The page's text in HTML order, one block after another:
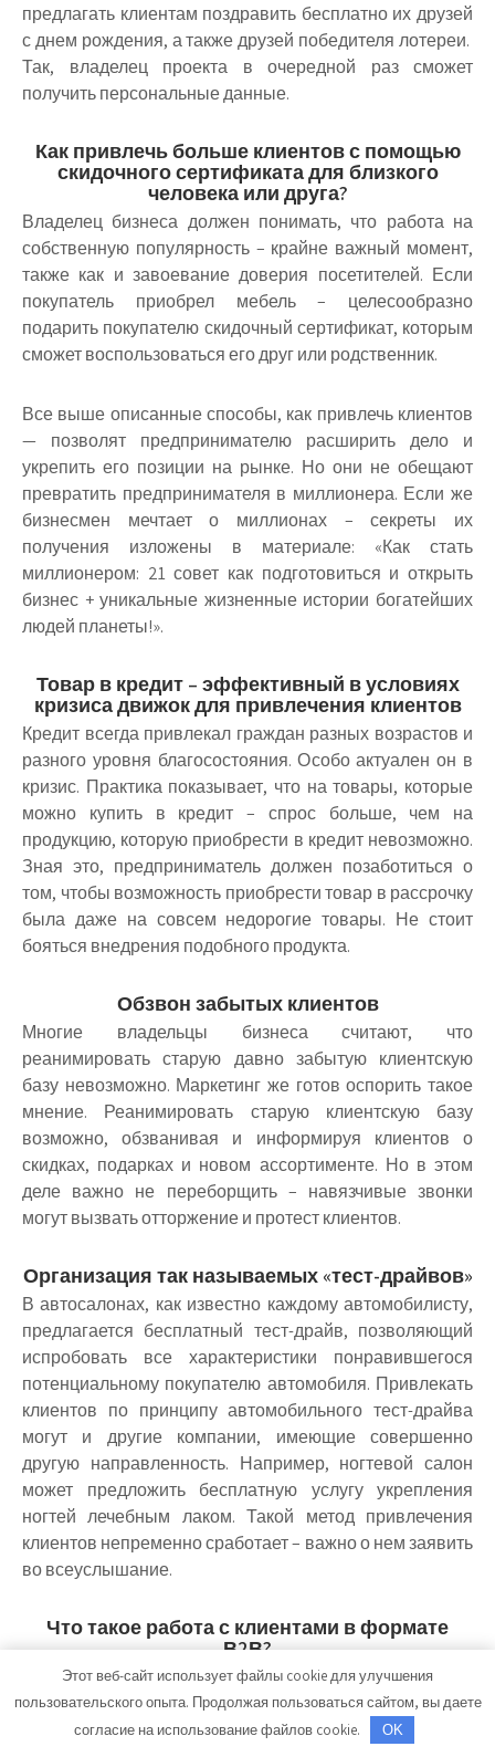
предлагать клиентам поздравить бесплатно их друзей
с днем рождения, а также друзей победителя лотереи.
Так, владелец проекта в очередной раз сможет
получить персональные данные.
Как привлечь больше клиентов с помощью
скидочного сертификата для близкого
человека или друга?
Владелец бизнеса должен понимать, что работа на
собственную популярность – крайне важный момент,
также как и завоевание доверия посетителей. Если
покупатель приобрел мебель – целесообразно
подарить покупателю скидочный сертификат, которым
сможет воспользоваться его друг или родственник.
Все выше описанные способы, как привлечь клиентов
— позволят предпринимателю расширить дело и
укрепить его позиции на рынке. Но они не обещают
превратить предпринимателя в миллионера. Если же
бизнесмен мечтает о миллионах – секреты их
получения изложены в материале: «Как стать
миллионером: 21 совет как подготовиться и открыть
бизнес + уникальные жизненные истории богатейших
людей планеты!».
Товар в кредит – эффективный в условиях
кризиса движок для привлечения клиентов
Кредит всегда привлекал граждан разных возрастов и
разного уровня благосостояния. Особо актуален он в
кризис. Практика показывает, что на товары, которые
можно купить в кредит – спрос больше, чем на
продукцию, которую приобрести в кредит невозможно.
Зная это, предприниматель должен позаботиться о
том, чтобы возможность приобрести товар в рассрочку
была даже на совсем недорогие товары. Не стоит
бояться внедрения подобного продукта.
Обзвон забытых клиентов
Многие владельцы бизнеса считают, что
реанимировать старую давно забытую клиентскую
базу невозможно. Маркетинг же готов оспорить такое
мнение. Реанимировать старую клиентскую базу
возможно, обзванивая и информируя клиентов о
скидках, подарках и новом ассортименте. Но в этом
деле важно не переборщить – навязчивые звонки
могут вызвать отторжение и протест клиентов.
Организация так называемых «тест-драйвов»
В автосалонах, как известно каждому автомобилисту,
предлагается бесплатный тест-драйв, позволяющий
испробовать все характеристики понравившегося
потенциальному покупателю автомобиля. Привлекать
клиентов по принципу автомобильного тест-драйва
могут и другие компании, имеющие совершенно
другую направленность. Например, ногтевой салон
может предложить бесплатную услугу укрепления
ногтей лечебным лаком. Такой метод привлечения
клиентов непременно сработает – важно о нем заявить
во всеуслышание.
Что такое работа с клиентами в формате
В2В?
Многие пользователи соцсетей не знакомы с
форматом бизнеса, аббревиатура которого
сокращенно пишется – В2В и обозначает «бизнес для
Этот веб-сайт использует файлы cookie для улучшения
пользовательского опыта. Продолжая пользоваться сайтом, вы даете
согласие на использование файлов cookie.
OK